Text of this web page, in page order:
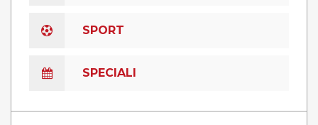
SPORT
SPECIALI